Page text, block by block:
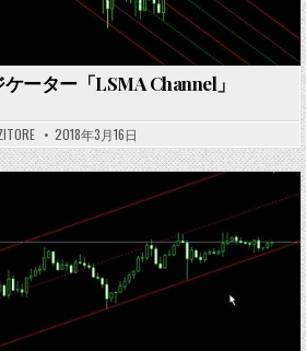
ーター「LSMA Channel」
2018年3月16日